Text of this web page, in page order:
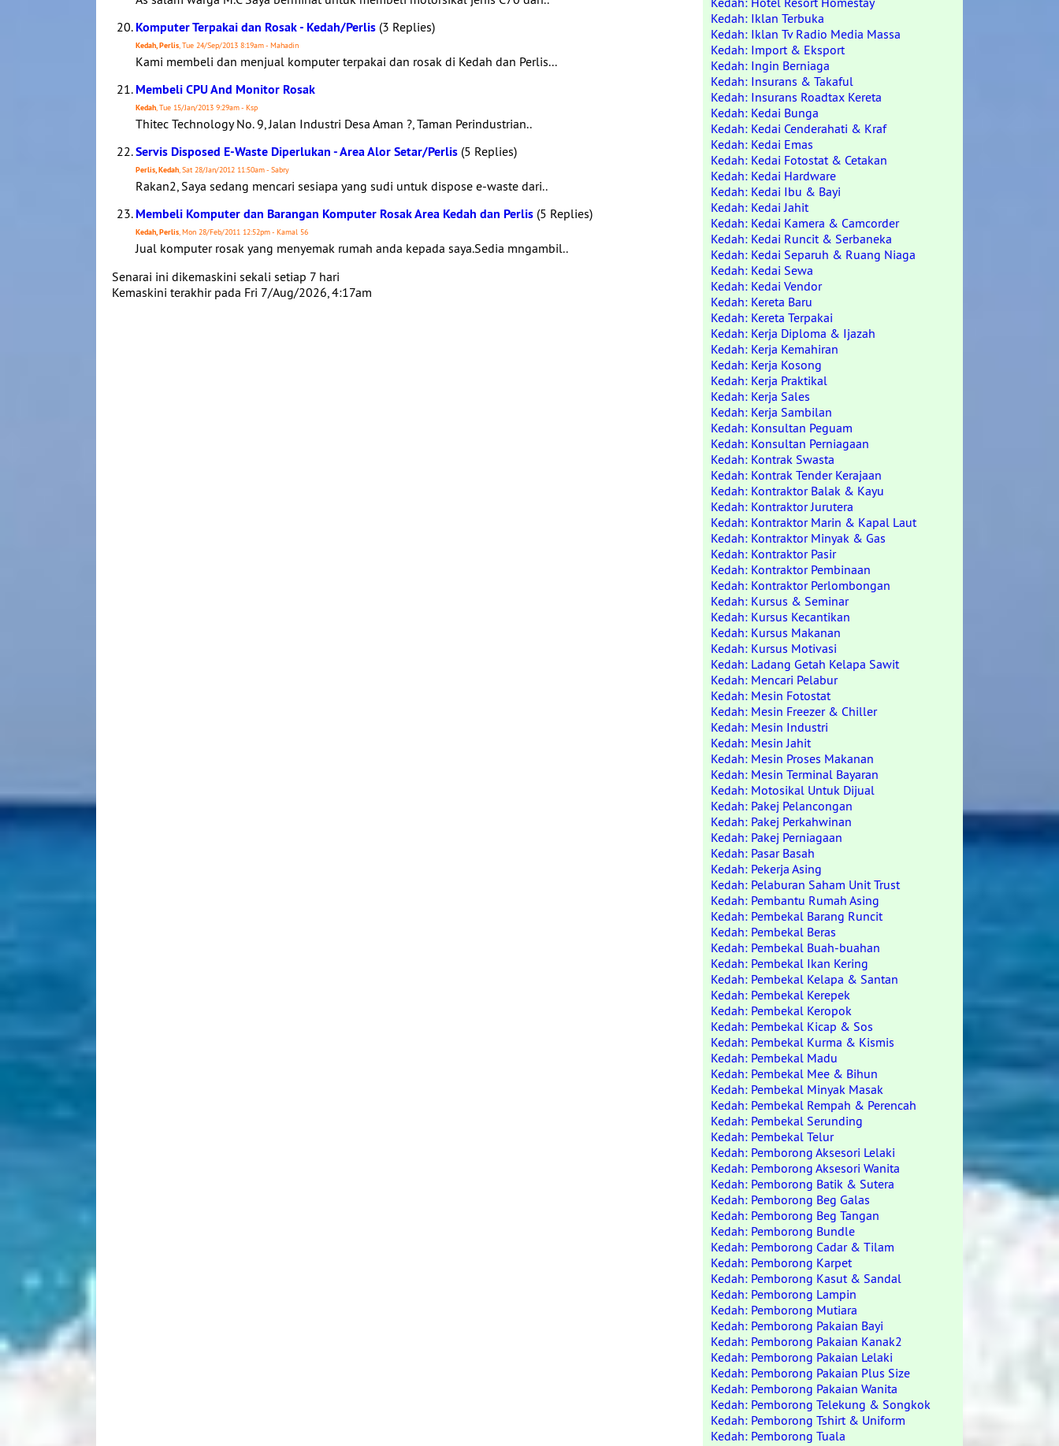
Komputer Terpakai dan Rosak - Kedah/Perlis (3 Replies)
Kedah, Perlis, Tue 24/Sep/2013 8:19am - Mahadin
Kami membeli dan menjual komputer terpakai dan rosak di Kedah dan Perlis...
Membeli CPU And Monitor Rosak
Kedah, Tue 15/Jan/2013 9:29am - Ksp
Thitec Technology No. 9, Jalan Industri Desa Aman ?, Taman Perindustrian..
Servis Disposed E-Waste Diperlukan - Area Alor Setar/Perlis (5 Replies)
Perlis, Kedah, Sat 28/Jan/2012 11:50am - Sabry
Rakan2, Saya sedang mencari sesiapa yang sudi untuk dispose e-waste dari..
Membeli Komputer dan Barangan Komputer Rosak Area Kedah dan Perlis (5 Replies)
Kedah, Perlis, Mon 28/Feb/2011 12:52pm - Kamal 56
Jual komputer rosak yang menyemak rumah anda kepada saya.Sedia mngambil..
Senarai ini dikemaskini sekali setiap 7 hari
Kemaskini terakhir pada Fri 7/Aug/2026, 4:17am
Kedah: Iklan Terbuka
Kedah: Iklan Tv Radio Media Massa
Kedah: Import & Eksport
Kedah: Ingin Berniaga
Kedah: Insurans & Takaful
Kedah: Insurans Roadtax Kereta
Kedah: Kedai Bunga
Kedah: Kedai Cenderahati & Kraf
Kedah: Kedai Emas
Kedah: Kedai Fotostat & Cetakan
Kedah: Kedai Hardware
Kedah: Kedai Ibu & Bayi
Kedah: Kedai Jahit
Kedah: Kedai Kamera & Camcorder
Kedah: Kedai Runcit & Serbaneka
Kedah: Kedai Separuh & Ruang Niaga
Kedah: Kedai Sewa
Kedah: Kedai Vendor
Kedah: Kereta Baru
Kedah: Kereta Terpakai
Kedah: Kerja Diploma & Ijazah
Kedah: Kerja Kemahiran
Kedah: Kerja Kosong
Kedah: Kerja Praktikal
Kedah: Kerja Sales
Kedah: Kerja Sambilan
Kedah: Konsultan Peguam
Kedah: Konsultan Perniagaan
Kedah: Kontrak Swasta
Kedah: Kontrak Tender Kerajaan
Kedah: Kontraktor Balak & Kayu
Kedah: Kontraktor Jurutera
Kedah: Kontraktor Marin & Kapal Laut
Kedah: Kontraktor Minyak & Gas
Kedah: Kontraktor Pasir
Kedah: Kontraktor Pembinaan
Kedah: Kontraktor Perlombongan
Kedah: Kursus & Seminar
Kedah: Kursus Kecantikan
Kedah: Kursus Makanan
Kedah: Kursus Motivasi
Kedah: Ladang Getah Kelapa Sawit
Kedah: Mencari Pelabur
Kedah: Mesin Fotostat
Kedah: Mesin Freezer & Chiller
Kedah: Mesin Industri
Kedah: Mesin Jahit
Kedah: Mesin Proses Makanan
Kedah: Mesin Terminal Bayaran
Kedah: Motosikal Untuk Dijual
Kedah: Pakej Pelancongan
Kedah: Pakej Perkahwinan
Kedah: Pakej Perniagaan
Kedah: Pasar Basah
Kedah: Pekerja Asing
Kedah: Pelaburan Saham Unit Trust
Kedah: Pembantu Rumah Asing
Kedah: Pembekal Barang Runcit
Kedah: Pembekal Beras
Kedah: Pembekal Buah-buahan
Kedah: Pembekal Ikan Kering
Kedah: Pembekal Kelapa & Santan
Kedah: Pembekal Kerepek
Kedah: Pembekal Keropok
Kedah: Pembekal Kicap & Sos
Kedah: Pembekal Kurma & Kismis
Kedah: Pembekal Madu
Kedah: Pembekal Mee & Bihun
Kedah: Pembekal Minyak Masak
Kedah: Pembekal Rempah & Perencah
Kedah: Pembekal Serunding
Kedah: Pembekal Telur
Kedah: Pemborong Aksesori Lelaki
Kedah: Pemborong Aksesori Wanita
Kedah: Pemborong Batik & Sutera
Kedah: Pemborong Beg Galas
Kedah: Pemborong Beg Tangan
Kedah: Pemborong Bundle
Kedah: Pemborong Cadar & Tilam
Kedah: Pemborong Karpet
Kedah: Pemborong Kasut & Sandal
Kedah: Pemborong Lampin
Kedah: Pemborong Mutiara
Kedah: Pemborong Pakaian Bayi
Kedah: Pemborong Pakaian Kanak2
Kedah: Pemborong Pakaian Lelaki
Kedah: Pemborong Pakaian Plus Size
Kedah: Pemborong Pakaian Wanita
Kedah: Pemborong Telekung & Songkok
Kedah: Pemborong Tshirt & Uniform
Kedah: Pemborong Tuala